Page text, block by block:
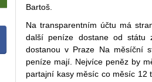
Bartoš.
Na transparentním účtu má
další peníze dostane od státu
dostanou v Praze Na měsíční
peníze mají. Nejvíce peněz by
partajní kasy měsíc co měsíc 12